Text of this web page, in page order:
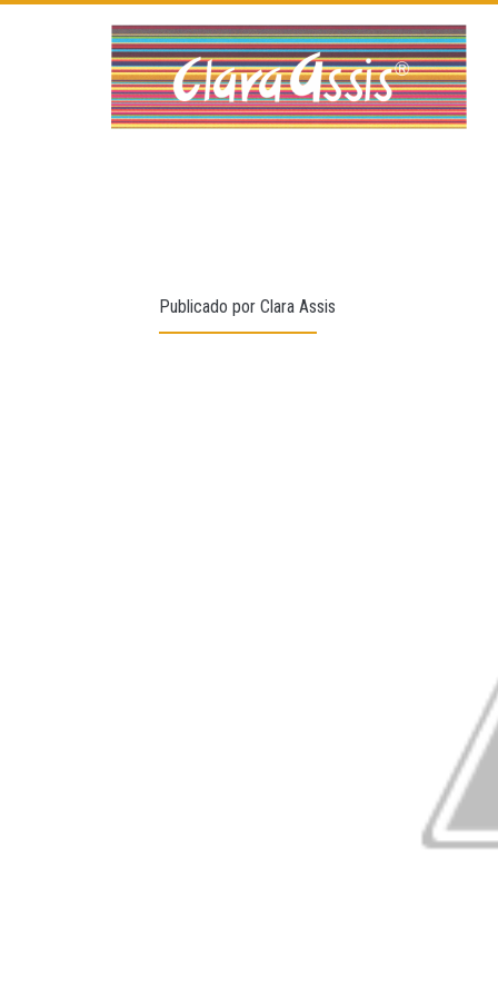
Publicado porClara Assis